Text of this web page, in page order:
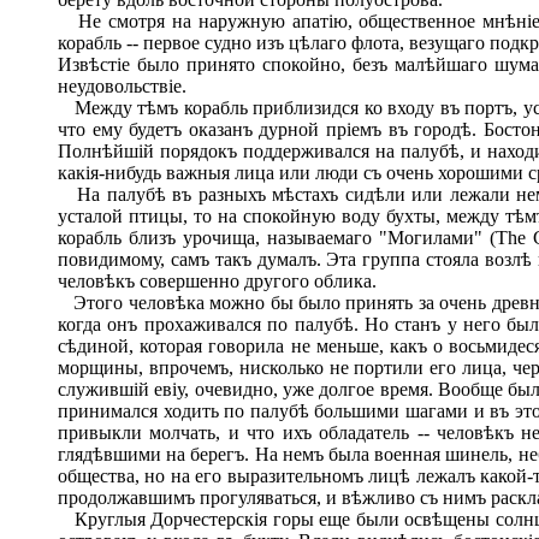
Не смотря на наружную апатію, общественное
корабль -- первое судно изъ цѣлаго флота, везущаго
Извѣстіе было принято спокойно, безъ малѣйшаго
неудовольствіе.
Между тѣмъ корабль приблизидся ко входу въ портъ,
что ему будетъ оказанъ дурной пріемъ въ городѣ.
Полнѣйшій порядокъ поддерживался на палубѣ, и
какія-нибудь важныя лица или люди съ очень хорошими
На палубѣ въ разныхъ мѣстахъ сидѣли или лежали
усталой птицы, то на спокойную воду бухты, между
корабль близъ урочища, называемаго "Могилами"
повидимому, самъ такъ думалъ. Эта группа стояла
человѣкъ совершенно другого облика.
Этого человѣка можно бы было принять за очень
когда онъ прохаживался по палубѣ. Но станъ у него
сѣдиной, которая говорила не меньше, какъ о
морщины, впрочемъ, нисколько не портили его лица,
служившій евіу, очевидно, уже долгое время. Вообще
принимался ходить по палубѣ большими шагами и въ
привыкли молчать, и что ихъ обладатель -- человѣкъ
глядѣвшими на берегъ. На немъ была военная шинель,
общества, но на его выразительномъ лицѣ лежалъ
продолжавшимъ прогуляваться, и вѣжливо съ нимъ
Круглыя Дорчестерскія горы еще были освѣщены